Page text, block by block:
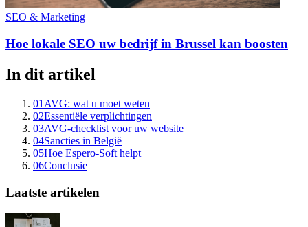
SEO & Marketing
Hoe lokale SEO uw bedrijf in Brussel kan boosten
In dit artikel
01 AVG: wat u moet weten
02Essentiële verplichtingen
03AVG-checklist voor uw website
04Sancties in België
05Hoe Espero-Soft helpt
06Conclusie
Laatste artikelen